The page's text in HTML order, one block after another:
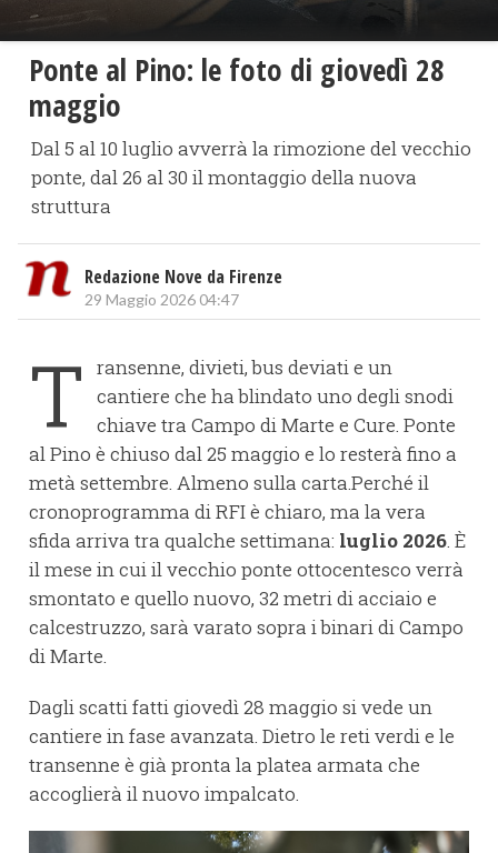
Ponte al Pino: le foto di giovedì 28
maggio
Dal 5 al 10 luglio avverrà la rimozione del vecchio
ponte, dal 26 al 30 il montaggio della nuova
struttura
Redazione Nove da Firenze
29 Maggio 2026 04:47
T
ransenne, divieti, bus deviati e un
cantiere che ha blindato uno degli snodi
chiave tra Campo di Marte e Cure. Ponte
al Pino è chiuso dal 25 maggio e lo resterà fino a
metà settembre. Almeno sulla carta.Perché il
cronoprogramma di RFI è chiaro, ma la vera
sfida arriva tra qualche settimana: luglio 2026. È
il mese in cui il vecchio ponte ottocentesco verrà
smontato e quello nuovo, 32 metri di acciaio e
calcestruzzo, sarà varato sopra i binari di Campo
di Marte.
Dagli scatti fatti giovedì 28 maggio si vede un
cantiere in fase avanzata. Dietro le reti verdi e le
transenne è già pronta la platea armata che
accoglierà il nuovo impalcato.